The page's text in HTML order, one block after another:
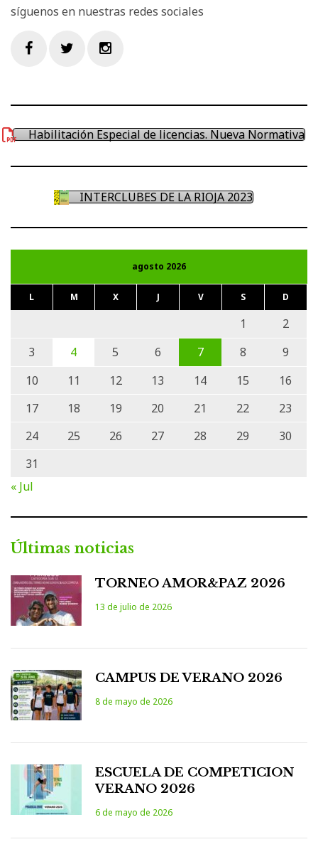
síguenos en nuestras redes sociales
Habilitación Especial de licencias. Nueva Normativa
INTERCLUBES DE LA RIOJA 2023
agosto 2026
L M X J V S D
1
2
3
4 5 6 7 8
9
10
11 12 13 14 15
16
17
18 19 20 21 22
23
24
25 26 27 28 29
30
31
« Jul
Últimas noticias
TORNEO AMOR&PAZ 2026
13 de julio de 2026
CAMPUS DE VERANO 2026
8 de mayo de 2026
ESCUELA DE COMPETICION
VERANO 2026
6 de mayo de 2026